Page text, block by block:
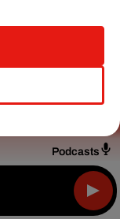
Podcasts